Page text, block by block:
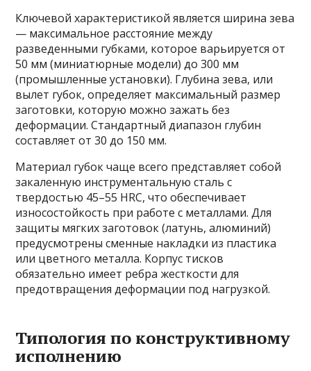
Ключевой характеристикой является ширина зева
— максимальное расстояние между
разведенными губками, которое варьируется от
50 мм (миниатюрные модели) до 300 мм
(промышленные установки). Глубина зева, или
вылет губок, определяет максимальный размер
заготовки, которую можно зажать без
деформации. Стандартный диапазон глубин
составляет от 30 до 150 мм.
Материал губок чаще всего представляет собой
закаленную инструментальную сталь с
твердостью 45–55 HRC, что обеспечивает
износостойкость при работе с металлами. Для
защиты мягких заготовок (латунь, алюминий)
предусмотрены сменные накладки из пластика
или цветного металла. Корпус тисков
обязательно имеет ребра жесткости для
предотвращения деформации под нагрузкой.
Типология по конструктивному
исполнению